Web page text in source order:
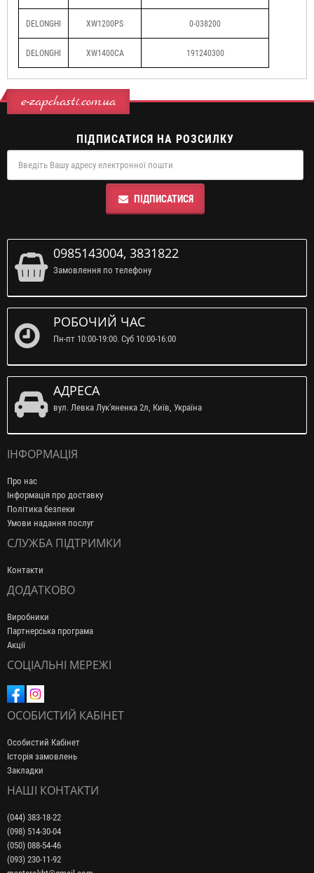
DELONGHI XW1200PS 0-038200
DELONGHI XW1400CA 191240300
e-zapchasti.com.ua
ПІДПИСАТИСЯ НА РОЗСИЛКУ
ПІДПИСАТИСЯ
0985143004, 3831822
Замовлення по телефону
РОБОЧИЙ ЧАС
Пн-пт 10:00-19:00. Суб 10:00-16:00
АДРЕСА
вул. Левка Лук'яненка 2л, Київ, Україна
ІНФОРМАЦІЯ
Про нас
Інформація про доставку
Політика безпеки
Умови надання послуг
СЛУЖБА ПІДТРИМКИ
Контакти
ДОДАТКОВО
Виробники
Партнерська програма
Акції
СОЦІАЛЬНІ МЕРЕЖІ
ОСОБИСТИЙ КАБІНЕТ
Особистий Кабінет
Історія замовлень
Закладки
НАШІ КОНТАКТИ
(044) 383-18-22
(098) 514-30-04
(050) 088-54-46
(093) 230-11-92